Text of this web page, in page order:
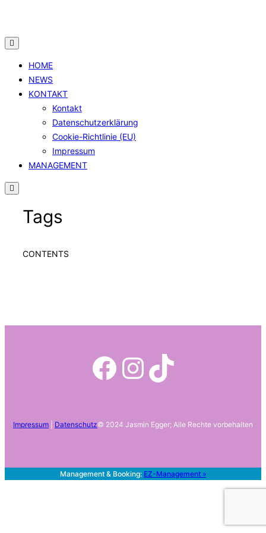
springen
HOME
NEWS
KONTAKT
Kontakt
Datenschutzerklärung
Cookie-Richtlinie (EU)
Impressum
MANAGEMENT
Tags
CONTENTS
Facebook InstagramTikTok
Impressum Datenschutz© 2024 Jasmin Egger; Alle Rechte vorbehalten
Management & Booking: EZ-Management »